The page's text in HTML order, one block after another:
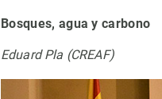
Bosques, agua y carbono
Eduard Pla (CREAF)